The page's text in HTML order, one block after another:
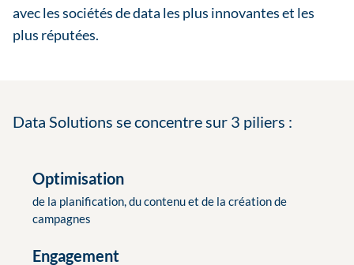
avec les sociétés de data les plus innovantes et les
plus réputées.
Data Solutions se concentre sur 3 piliers :
Optimisation
de la planification, du contenu et de la création de
campagnes
Engagement